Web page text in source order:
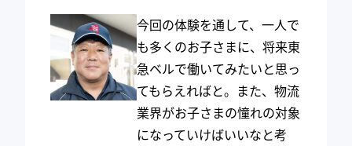
今回の体験を通して、一人で
も多くのお子さまに、将来東
急ベルで働いてみたいと思っ
てもらえればと。また、物流
業界がお子さまの憧れの対象
になっていけばいいなと考